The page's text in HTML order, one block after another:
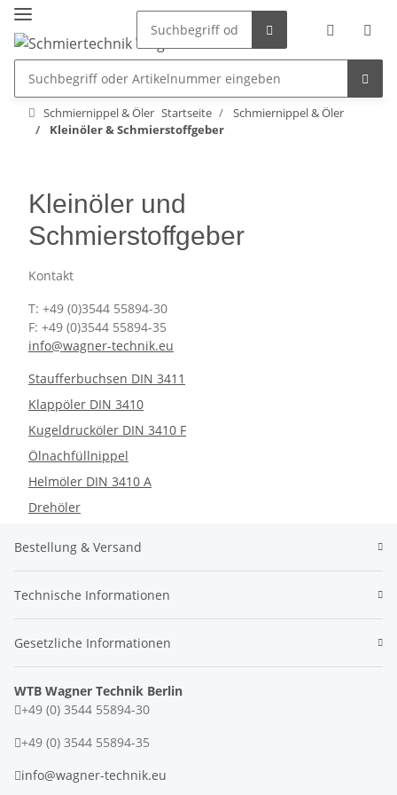
Schmiernippel & Öler Startseite
Schmiernippel & Öler
Kleinöler & Schmierstoffgeber
Kleinöler und
Schmierstoffgeber
Kontakt
T: +49 (0)3544 55894-30
F: +49 (0)3544 55894-35
info@wagner-technik.eu
Staufferbuchsen DIN 3411
Klappöler DIN 3410
Kugeldrucköler DIN 3410 F
Ölnachfüllnippel
Helmöler DIN 3410 A
Drehöler
Bestellung & Versand
Technische Informationen
Gesetzliche Informationen
WTB Wagner Technik Berlin
+49 (0) 3544 55894-30
+49 (0) 3544 55894-35
info@wagner-technik.eu